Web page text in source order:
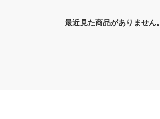
最近見た商品がありません。